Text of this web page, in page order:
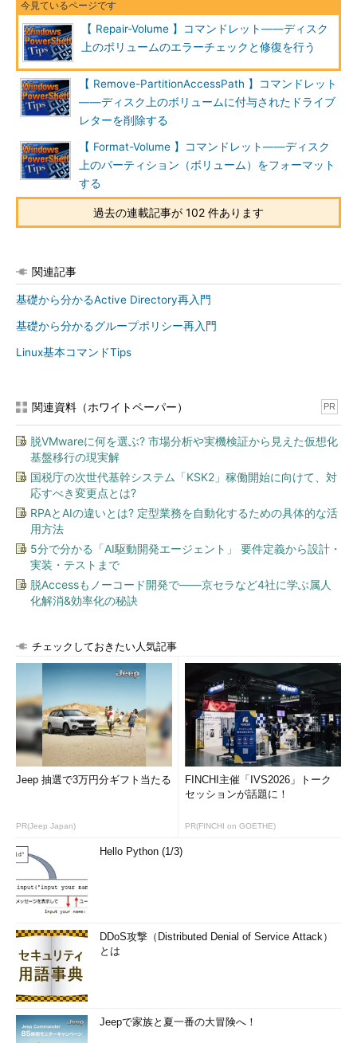
【 Repair-Volume 】コマンドレット――ディスク
上のボリュームのエラーチェックと修復を行う
【 Remove-PartitionAccessPath 】コマンドレット
――ディスク上のボリュームに付与されたドライブ
レターを削除する
【 Format-Volume 】コマンドレット――ディスク
上のパーティション（ボリューム）をフォーマット
する
過去の連載記事が 102 件あります
関連記事
基礎から分かるActive Directory再入門
基礎から分かるグループポリシー再入門
Linux基本コマンドTips
関連資料（ホワイトペーパー） PR
脱VMwareに何を選ぶ? 市場分析や実機検証から見えた仮想化
基盤移行の現実解
国税庁の次世代基幹システム「KSK2」稼働開始に向けて、対
応すべき変更点とは?
RPAとAIの違いとは? 定型業務を自動化するための具体的な活
用方法
5分で分かる「AI駆動開発エージェント」 要件定義から設計・
実装・テストまで
脱Accessもノーコード開発で――京セラなど4社に学ぶ属人
化解消&効率化の秘訣
チェックしておきたい人気記事
Jeep 抽選で3万円分ギフト当たる
PR(Jeep Japan)
FINCHI主催「IVS2026」トーク
セッションが話題に！
PR(FINCHI on GOETHE)
Hello Python (1/3)
DDoS攻撃（Distributed Denial of Service Attack）
とは
Jeepで家族と夏一番の大冒険へ！